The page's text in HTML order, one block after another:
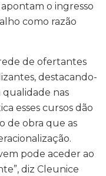
o ingresso
como razão
de ofertantes
destacando-
qualidade nas
esses cursos dão
de obra que as
pode aceder ao
diz Cleunice